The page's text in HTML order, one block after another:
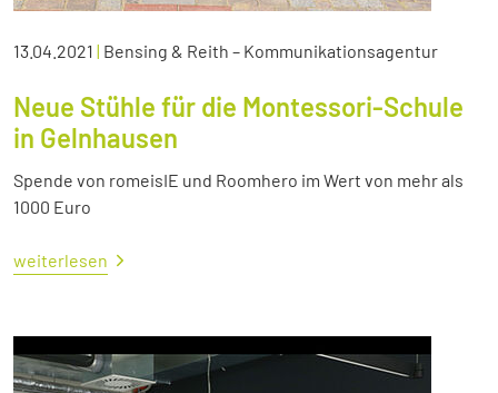
13.04.2021 | Bensing & Reith – Kommunikationsagentur
Neue Stühle für die Montessori-Schule
in Gelnhausen
Spende von romeisIE und Roomhero im Wert von mehr als
1000 Euro
weiterlesen